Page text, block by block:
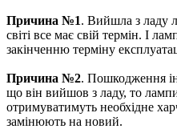
Причина №1. Вийшла з ладу
світі все має свій термін. І
закінченню терміну
Причина №2. Пошкодження
що він вийшов з ладу, то
отримуватимуть необхідне
замінюють на новий.